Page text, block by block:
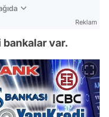
Reklam
bankalar var.